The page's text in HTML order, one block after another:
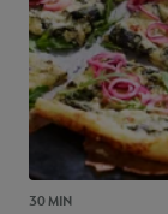
30 MIN